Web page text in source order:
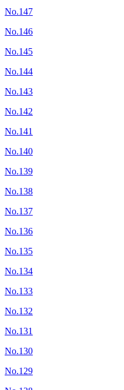
No.147
No.146
No.145
No.144
No.143
No.142
No.141
No.140
No.139
No.138
No.137
No.136
No.135
No.134
No.133
No.132
No.131
No.130
No.129